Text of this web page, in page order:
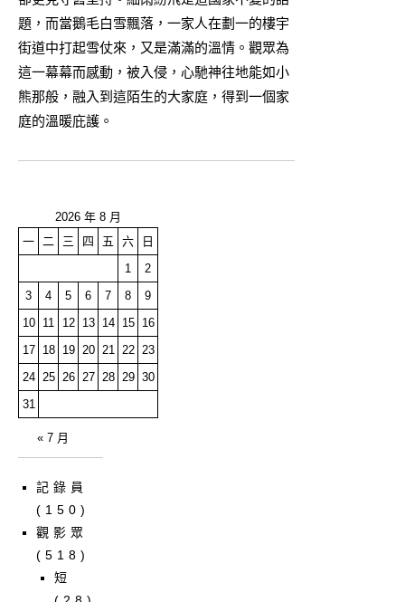
題，而當鵝毛白雪飄落，一家人在劃一的樓宇
街道中打起雪仗來，又是滿滿的溫情。觀眾為
這一幕幕而感動，被入侵，心馳神往地能如小
熊那般，融入到這陌生的大家庭，得到一個家
庭的溫暖庇護。
2026 年 8 月
一
二 三 四 五 六
日
1
2
3
4 5 6 7 8
9
10
11 12 13 14 15
16
17
18 19 20 21 22
23
24
25 26 27 28 29 30
31
« 7 月
記錄員
(150)
觀影眾
(518)
短